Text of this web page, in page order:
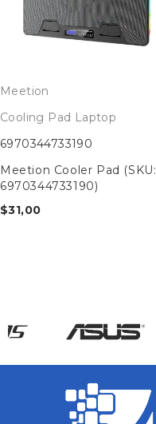
Meetion
Cooling Pad Laptop
6970344733190
Meetion Cooler Pad (SKU:
6970344733190)
$31,00